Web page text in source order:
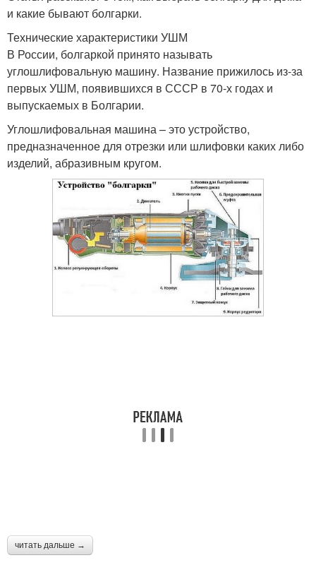
и какие бывают болгарки.
Технические характеристики УШМ
В России, болгаркой принято называть
углошлифовальную машину. Название прижилось из-за
первых УШМ, появившихся в СССР в 70-х годах и
выпускаемых в Болгарии.
Углошлифовальная машина – это устройство,
предназначенное для отрезки или шлифовки каких либо
изделий, абразивным кругом.
читать дальше →